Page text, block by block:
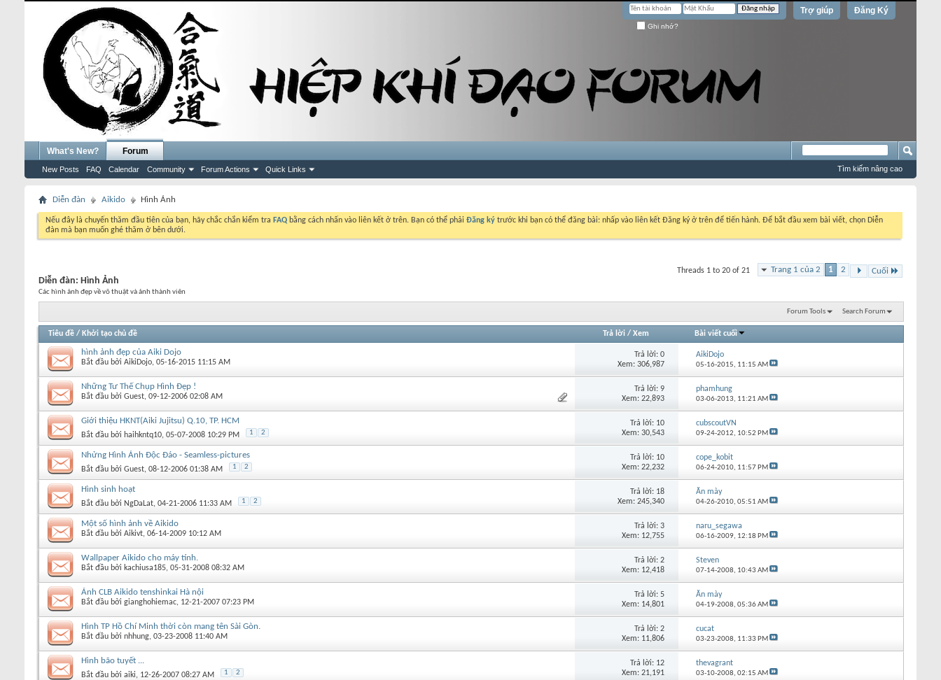
Đăng Ký
Trợ giúp
Ghi nhớ?
What's New? Forum
New Posts FAQ Calendar Community Forum Actions Quick Links Tìm kiếm nâng cao
Diễn đàn Aikido Hình Ảnh
Nếu đây là chuyến thăm đầu tiên của bạn, hãy chắc chắn kiểm tra FAQ bằng cách nhấn vào liên kết ở trên. Bạn có thể phải Đăng ký trước khi bạn có thể đăng bài: nhấp vào liên kết Đăng ký ở trên để tiến hành. Để bắt đầu xem bài viết, chọn Diễn
đàn mà bạn muốn ghé thăm ở bên dưới.
Trang 1 của 2 1 2 Cuối
Threads 1 to 20 of 21
Diễn đàn: Hình Ảnh
Các hình ảnh đẹp về võ thuật và ảnh thành viên
Forum Tools Search Forum
Tiêu đề / Khởi tạo chủ đề Trả lời /Xem Bài viết cuối
hình ảnh đẹp của Aiki Dojo
Bắt đầu bởi AikiDojo‎, 05-16-2015 11:15 AM
Trả lời:0
Xem: 306,987
AikiDojo
05-16-2015, 11:15 AM
Những Tư Thế Chụp Hình Đẹp !
Bắt đầu bởi Guest‎, 09-12-2006 02:08 AM
Trả lời:9
Xem: 22,893
phamhung
03-06-2013, 11:21 AM
Giới thiệu HKNT(Aiki Jujitsu) Q.10, TP. HCM
Bắt đầu bởi haihkntq10‎, 05-07-2008 10:29 PM 1 2
Trả lời: 10
Xem: 30,543
cubscoutVN
09-24-2012, 10:52 PM
Nhửng Hình Ảnh Độc Đáo - Seamless-pictures
Bắt đầu bởi Guest‎, 08-12-2006 01:38 AM 1 2
Trả lời: 10
Xem: 22,232
cope_kobit
06-24-2010, 11:57 PM
Hình sinh hoạt
Bắt đầu bởi NgDaLat‎, 04-21-2006 11:33 AM 1 2
Trả lời: 18
Xem: 245,340
Ăn mày
04-26-2010, 05:51 AM
Một số hình ảnh về Aikido
Bắt đầu bởi Aikivt‎, 06-14-2009 10:12 AM
Trả lời:3
Xem: 12,755
naru_segawa
06-16-2009, 12:18 PM
Wallpaper Aikido cho máy tính.
Bắt đầu bởi kachiusa185‎, 05-31-2008 08:32 AM
Trả lời:2
Xem: 12,418
Steven
07-14-2008, 10:43 AM
Ảnh CLB Aikido tenshinkai Hà nội
Bắt đầu bởi gianghohiemac‎, 12-21-2007 07:23 PM
Trả lời:5
Xem: 14,801
Ăn mày
04-19-2008, 05:36 AM
Hình TP Hồ Chí Minh thời còn mang tên Sài Gòn.
Bắt đầu bởi nhhung‎, 03-23-2008 11:40 AM
Trả lời:2
Xem: 11,806
cucat
03-23-2008, 11:33 PM
Hình bão tuyết ...
Bắt đầu bởi aiki‎, 12-26-2007 08:27 AM 1 2
Trả lời: 12
Xem: 21,191
thevagrant
03-10-2008, 02:15 AM